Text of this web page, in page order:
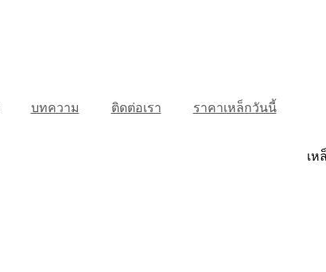
บทความ ติดต่อเรา ราคาเหล็กวันนี้